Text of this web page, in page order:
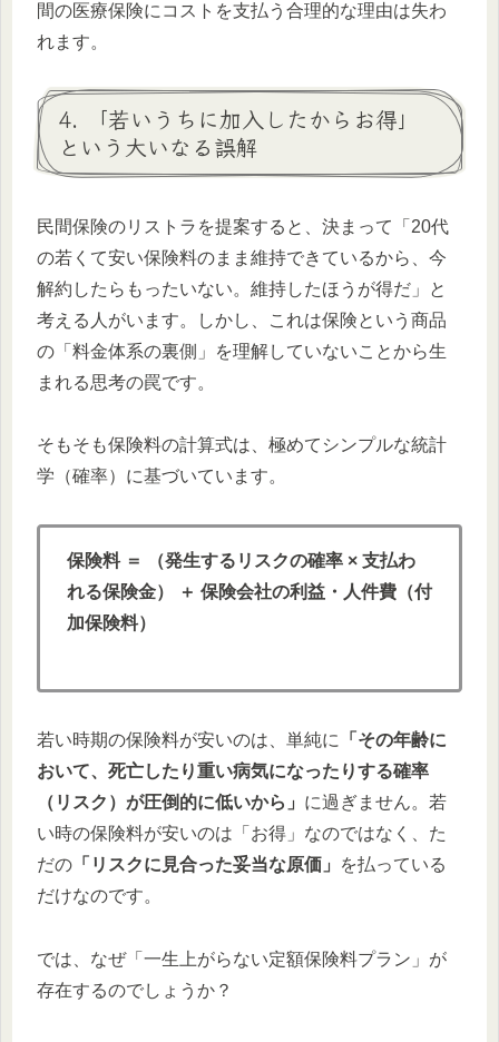
間の医療保険にコストを支払う合理的な理由は失わ
れます。
4. 「若いうちに加入したからお得」
という大いなる誤解
民間保険のリストラを提案すると、決まって「20代
の若くて安い保険料のまま維持できているから、今
解約したらもったいない。維持したほうが得だ」と
考える人がいます。しかし、これは保険という商品
の「料金体系の裏側」を理解していないことから生
まれる思考の罠です。
そもそも保険料の計算式は、極めてシンプルな統計
学（確率）に基づいています。
保険料 ＝ （発生するリスクの確率 × 支払わ
れる保険金） ＋ 保険会社の利益・人件費（付
加保険料）
若い時期の保険料が安いのは、単純に
「その年齢に
おいて、死亡したり重い病気になったりする確率
（リスク）が圧倒的に低いから」 に過ぎません。若
い時の保険料が安いのは「お得」なのではなく、た
だの 「リスクに見合った妥当な原価」
を払っている
だけなのです。
では、なぜ「一生上がらない定額保険料プラン」が
存在するのでしょうか？